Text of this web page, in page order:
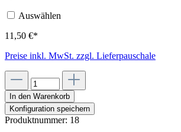
Auswählen
11,50 €*
Preise inkl. MwSt. zzgl. Lieferpauschale
In den Warenkorb
Konfiguration speichern
Produktnummer: 18